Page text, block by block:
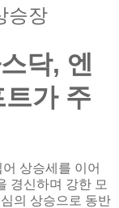
승장
닥, 엔
트가 주
상승세를 이어
경신하며 강한 모
의 상승으로 동반